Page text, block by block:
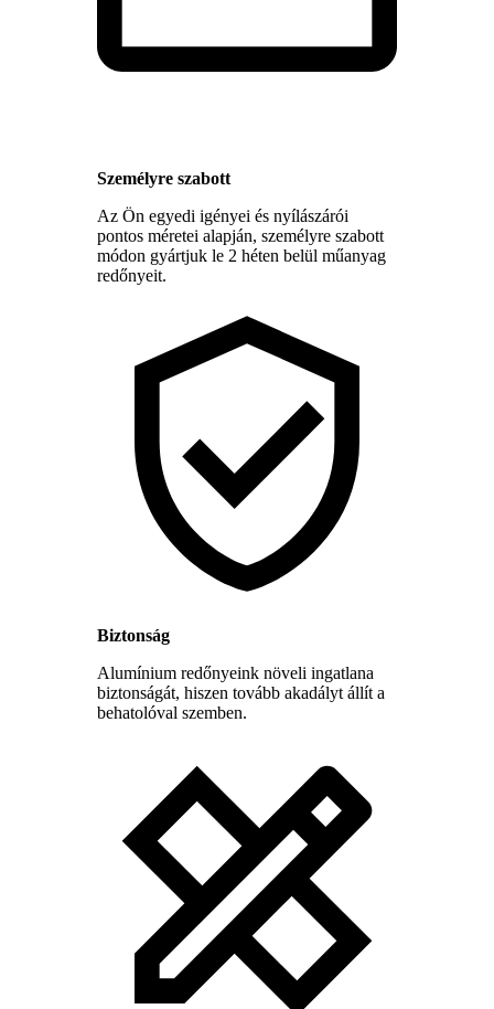
Személyre szabott
Az Ön egyedi igényei és nyílászárói
pontos méretei alapján, személyre szabott
módon gyártjuk le 2 héten belül műanyag
redőnyeit.
Biztonság
Alumínium redőnyeink növeli ingatlana
biztonságát, hiszen tovább akadályt állít a
behatolóval szemben.